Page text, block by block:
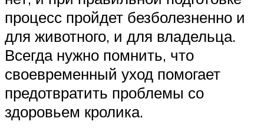
процесс пройдет безболезненно и
для животного, и для владельца.
Всегда нужно помнить, что
своевременный уход помогает
предотвратить проблемы со
здоровьем кролика.